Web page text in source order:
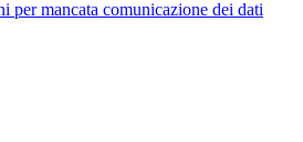
per mancata comunicazione dei dati